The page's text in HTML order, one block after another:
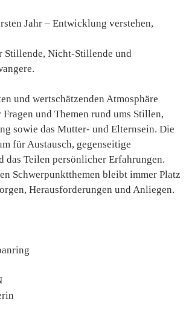
Jahr – Entwicklung verstehen,
Stillende, Nicht-Stillende und
und wertschätzenden Atmosphäre
und Themen rund ums Stillen,
sowie das Mutter- und Elternsein. Die
für Austausch, gegenseitige
das Teilen persönlicher Erfahrungen.
Schwerpunktthemen bleibt immer Platz
Herausforderungen und Anliegen.